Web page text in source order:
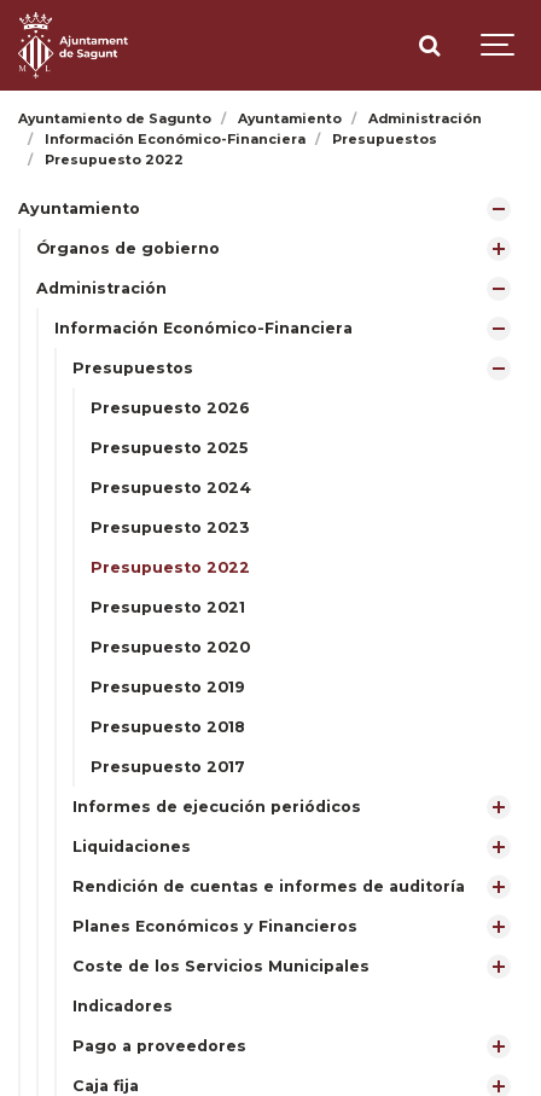
Ayuntamiento de Sagunto Ayuntamiento
Administración
Información Económico-Financiera
Presupuestos
Presupuesto 2022
Ayuntamiento
Órganos de gobierno
Administración
Información Económico-Financiera
Presupuestos
Presupuesto 2026
Presupuesto 2025
Presupuesto 2024
Presupuesto 2023
Presupuesto 2022
Presupuesto 2021
Presupuesto 2020
Presupuesto 2019
Presupuesto 2018
Presupuesto 2017
Informes de ejecución periódicos
Liquidaciones
Rendición de cuentas e informes de auditoría
Planes Económicos y Financieros
Coste de los Servicios Municipales
Indicadores
Pago a proveedores
Caja fija